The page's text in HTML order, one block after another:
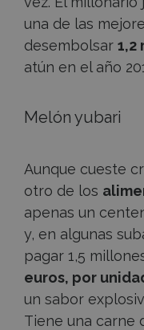
una de las
desembolsar 1,2
atún en el año
Melón yubari
Aunque cueste
otro de los
apenas un
y, en algunas
pagar 1,5
euros, por
un sabor
Tiene una carne